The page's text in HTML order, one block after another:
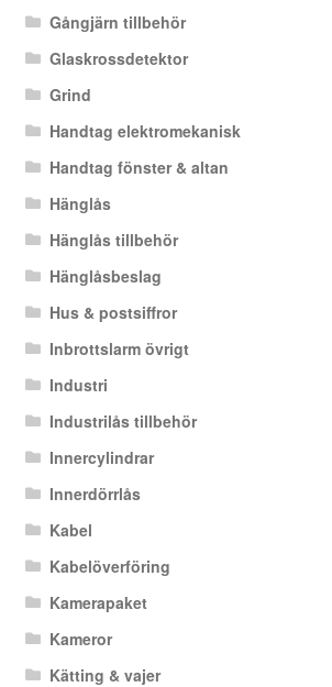
Gångjärn tillbehör
Glaskrossdetektor
Grind
Handtag elektromekanisk
Handtag fönster & altan
Hänglås
Hänglås tillbehör
Hänglåsbeslag
Hus & postsiffror
Inbrottslarm övrigt
Industri
Industrilås tillbehör
Innercylindrar
Innerdörrlås
Kabel
Kabelöverföring
Kamerapaket
Kameror
Kätting & vajer